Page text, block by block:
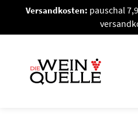
Springe
Inhalt
Versandkosten: pauschal